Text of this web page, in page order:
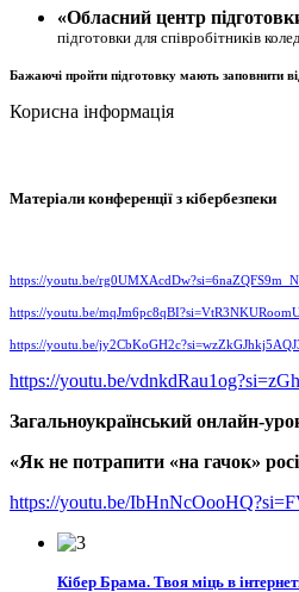
«Обласний центр
підготовки для співробітників
Бажаючі пройти підготовку мають заповнити
Корисна інформація
Матеріали конференції з кібербезпеки
https://youtu.be/
https://youtu.be/
https://youtu.be/
https://youtu.be/
Загальноукраїнський онлайн-
«Як не потрапити «на гачок»
https://youtu.be/
Кібер Брама. Твоя міць в